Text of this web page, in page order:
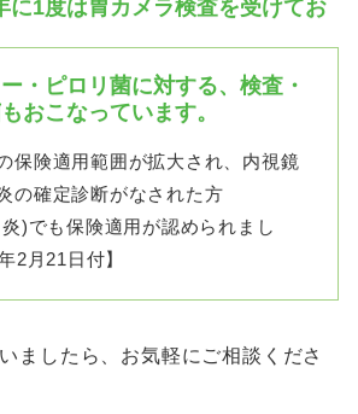
に1度は胃カメラ検査を受けてお
・ピロリ菌に対する、検査・
おこなっています。
保険適用範囲が拡大され、内視鏡
の確定診断がなされた方
)でも保険適用が認められまし
月21日付】
ましたら、お気軽にご相談くださ